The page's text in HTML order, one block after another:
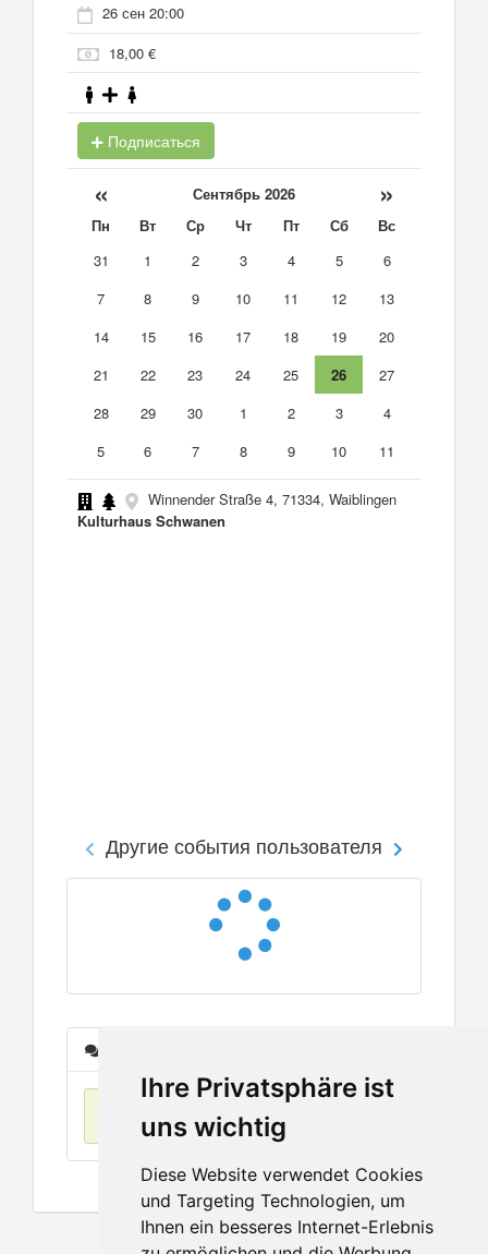
Ihre Privatsphäre ist
uns wichtig
Diese Website verwendet Cookies
und Targeting Technologien, um
Ihnen ein besseres Internet-Erlebnis
26 сен 20:00
18,00 €
Подписаться
« Сентябрь 2026 »
Пн Вт Ср Чт Пт Сб
Вс
31
1 2 3 4 5
6
7
8 9 10 11 12
13
14
15 16 17 18 19
20
21
22 23 24 25 26
27
28
29 30 1 2 3
4
5
6 7 8 9 10 11
Winnender Straße 4, 71334, Waiblingen
Kulturhaus Schwanen
Другие события пользователя